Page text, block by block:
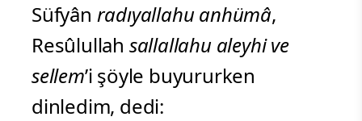
Süfyân radıyallahu anhümâ,
Resûlullah sallallahu aleyhi ve
sellem’i şöyle buyururken
dinledim, dedi: